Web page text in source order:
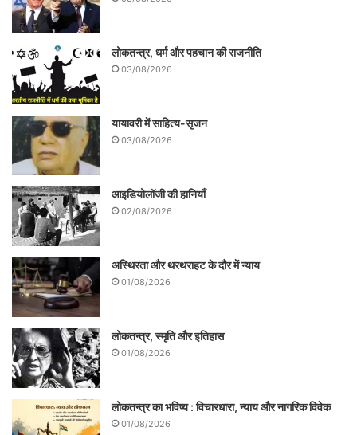
लोकतन्त्र, धर्म और पहचान की राजनीति
03/08/2026
यायावरी में साहित्य-सृजन
03/08/2026
आइडियोलॉजी की हानियाँ
02/08/2026
अस्थिरता और थरथराहट के दौर में न्याय
01/08/2026
लोकतन्त्र, स्मृति और इतिहास
01/08/2026
लोकतन्त्र का भविष्य : विचारधारा, न्याय और नागरिक विवेक
01/08/2026